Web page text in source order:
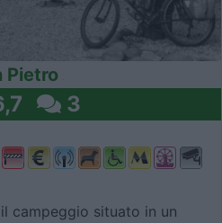
Pietro
3
campeggio situato in un